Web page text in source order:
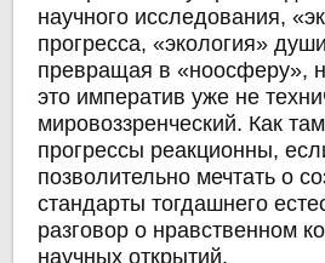
научного исследования,
прогресса, «экология»
превращая в «ноосферу»,
это императив уже не
мировоззренческий. Как
прогрессы реакционны,
позволительно мечтать о
стандарты тогдашнего
разговор о нравственном
научных открытий.